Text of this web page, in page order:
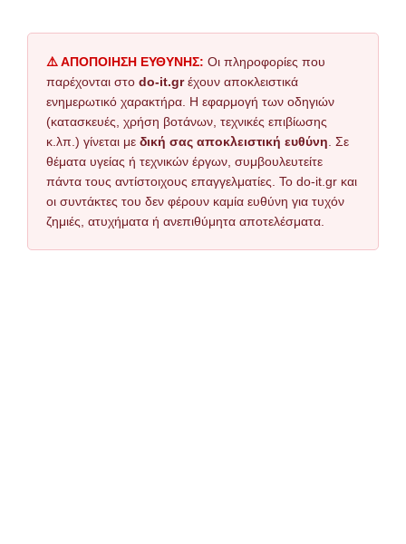
⚠️ ΑΠΟΠΟΙΗΣΗ ΕΥΘΥΝΗΣ: Οι πληροφορίες που
παρέχονται στο do-it.grέχουν αποκλειστικά
ενημερωτικό χαρακτήρα. Η εφαρμογή των οδηγιών
(κατασκευές, χρήση βοτάνων, τεχνικές επιβίωσης
κ.λπ.) γίνεται με δική σας αποκλειστική ευθύνη . Σε
θέματα υγείας ή τεχνικών έργων, συμβουλευτείτε
πάντα τους αντίστοιχους επαγγελματίες. Το do-it.gr και
οι συντάκτες του δεν φέρουν καμία ευθύνη για τυχόν
ζημιές, ατυχήματα ή ανεπιθύμητα αποτελέσματα.